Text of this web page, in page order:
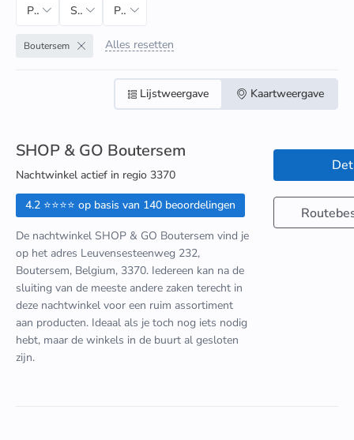
Postcode Stad Provincie
Boutersem Alles resetten
Lijstweergave Kaartweergave
SHOP & GO Boutersem
Nachtwinkel actief in regio 3370
4.2 ⭐⭐⭐⭐ op basis van 140 beoordelingen
De nachtwinkel SHOP & GO Boutersem vind je
op het adres Leuvensesteenweg 232,
Boutersem, Belgium, 3370. Iedereen kan na de
sluiting van de meeste andere zaken terecht in
deze nachtwinkel voor een ruim assortiment
aan producten. Ideaal als je toch nog iets nodig
hebt, maar de winkels in de buurt al gesloten
zijn.